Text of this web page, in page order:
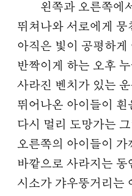
왼쪽과 오른쪽에서
뛰쳐나와 서로에게
아직은 빛이 공평하게
반짝이게 하는 오후
사라진 벤치가 있는
뛰어나온 아이들이
다시 멀리 도망가는
오른쪽의 아이들이
바깥으로 사라지는
시소가 갸우뚱거리는